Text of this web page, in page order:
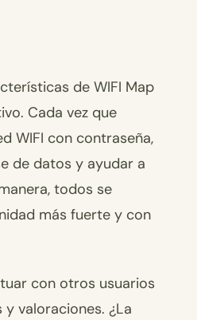
de WIFI Map
Cada vez que
WIFI con contraseña,
de datos y ayudar a
todos se
más fuerte y con
con otros usuarios
valoraciones. ¿La